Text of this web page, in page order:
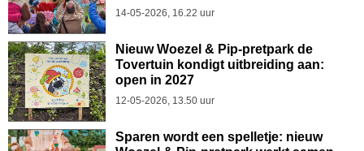
14-05-2026, 16.22 uur
Nieuw Woezel & Pip-pretpark de
Tovertuin kondigt uitbreiding aan:
open in 2027
12-05-2026, 13.50 uur
Sparen wordt een spelletje: nieuw